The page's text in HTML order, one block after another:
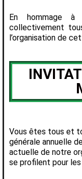
En hommage à
collectivement
l’organisation de
Vous êtes tous et
générale annuelle
actuelle de notre
se profilent pour les